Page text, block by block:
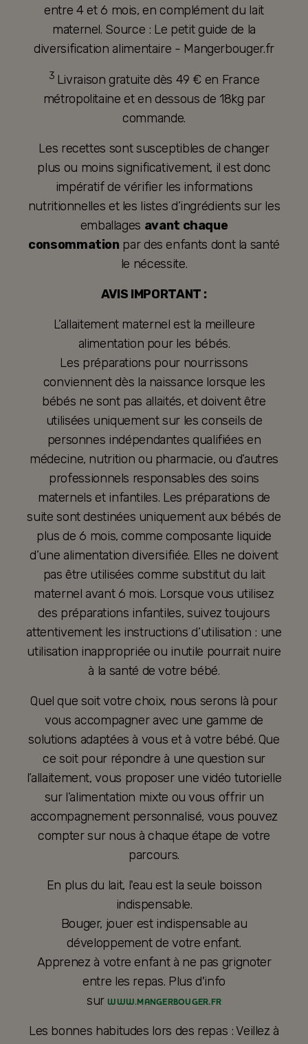
entre 4 et 6 mois, en complément du lait
maternel. Source : Le petit guide de la
diversification alimentaire - Mangerbouger.fr
3 Livraison gratuite dès 49 € en France
métropolitaine et en dessous de 18kg par
commande.
Les recettes sont susceptibles de changer
plus ou moins significativement, il est donc
impératif de vérifier les informations
nutritionnelles et les listes d’ingrédients sur les
emballages avant chaque
consommation par des enfants dont la santé
le nécessite.
AVIS IMPORTANT :
L’allaitement maternel est la meilleure
alimentation pour les bébés.
Les préparations pour nourrissons
conviennent dès la naissance lorsque les
bébés ne sont pas allaités, et doivent être
utilisées uniquement sur les conseils de
personnes indépendantes qualifiées en
médecine, nutrition ou pharmacie, ou d’autres
professionnels responsables des soins
maternels et infantiles. Les préparations de
suite sont destinées uniquement aux bébés de
plus de 6 mois, comme composante liquide
d’une alimentation diversifiée. Elles ne doivent
pas être utilisées comme substitut du lait
maternel avant 6 mois. Lorsque vous utilisez
des préparations infantiles, suivez toujours
attentivement les instructions d’utilisation : une
utilisation inappropriée ou inutile pourrait nuire
à la santé de votre bébé.
Quel que soit votre choix, nous serons là pour
vous accompagner avec une gamme de
solutions adaptées à vous et à votre bébé. Que
ce soit pour répondre à une question sur
l’allaitement, vous proposer une vidéo tutorielle
sur l’alimentation mixte ou vous offrir un
accompagnement personnalisé, vous pouvez
compter sur nous à chaque étape de votre
parcours.
En plus du lait, l'eau est la seule boisson
indispensable.
Bouger, jouer est indispensable au
développement de votre enfant.
Apprenez à votre enfant à ne pas grignoter
entre les repas. Plus d'info
surWWW.MANGERBOUGER.FR
Les bonnes habitudes lors des repas : Veillez à